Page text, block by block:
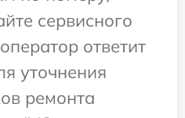
сервисного
ответит
уточнения
ремонта